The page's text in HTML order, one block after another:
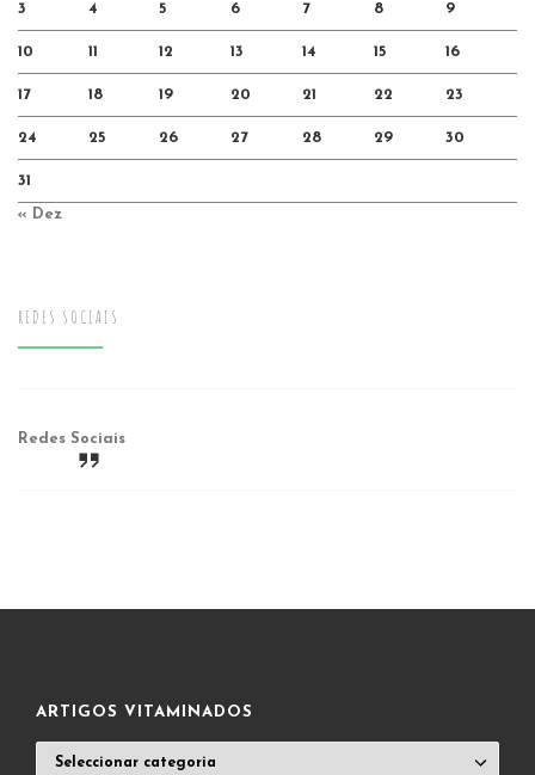
3 4 5 6 7 8 9
10 11 12 13 14 15 16
17 18 19 20 21 22 23
24 25 26 27 28 29 30
31
« Dez
REDES SOCIAIS
Redes Sociais
ARTIGOS VITAMINADOS
VITAMINADOS